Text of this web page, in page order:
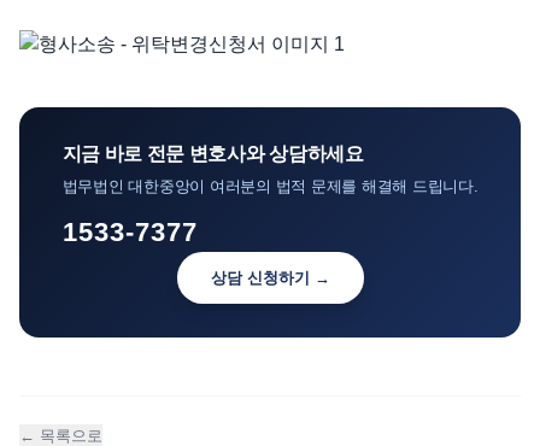
법률서식
지금 바로 전문 변호사와 상담하세요
법무법인 대한중앙이 여러분의 법적 문제를 해결해 드립니다.
1533-7377
상담 신청하기 →
← 목록으로